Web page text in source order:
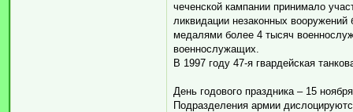
чеченской кампании принимало
ликвидации незаконных
медалями более 4 тысяч
военнослужащих.
В 1997 году 47-я гвардейская
День годового праздника – 15
Подразделения армии